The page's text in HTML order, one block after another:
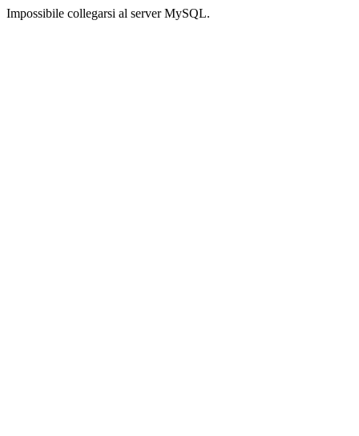
Impossibile collegarsi al server MySQL.